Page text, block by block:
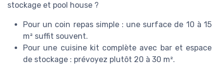
stockage et pool house ?
Pour un coin repas simple : une surface de 10 à 15
m² suffit souvent.
Pour une cuisine kit complète avec bar et espace
de stockage : prévoyez plutôt 20 à 30 m².